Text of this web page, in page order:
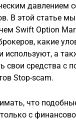
давлением
В этой статье
Swift Option
какие
используют, а
свои средства с
Stop-scam.
что
с